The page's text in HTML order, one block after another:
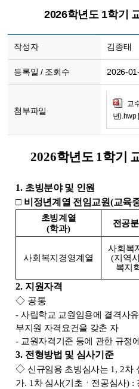
2026학년도 1학기
작성자 김종태
등록일 / 조회수 2026-
첨부파일
교
년).hwp
2026학년도 1학기
1. 초빙분야 및 인원
□ 비정년계열 전임교원(교육
초빙계열
(학과)
전공
사회복지경영계열
사회복
(지역
복지
2. 지원자격
◇ 공통
-사립학교 교원임용에 결격사
부지원 자격요건을 갖춘 자
- 교원자격기준 등에 관한 규정
3. 전형방법 및 심사기준
◇ 신규임용 초빙심사는 1, 2차
가. 1 차 심사(기초ㆍ전공심사) :